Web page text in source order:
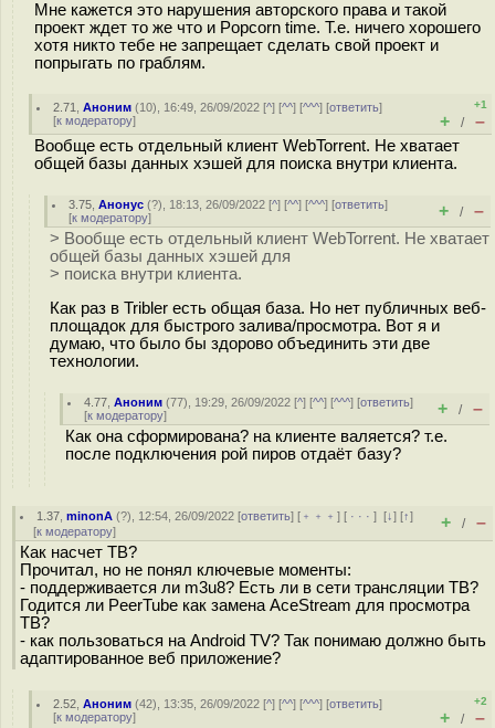
Мне кажется это нарушения авторского права и такой
проект ждет то же что и Popcorn time. Т.е. ничего хорошего
хотя никто тебе не запрещает сделать свой проект и
попрыгать по граблям.
2.71 ,Аноним (10), 16:49, 26/09/2022 [^] [^^] [^^^] [ответить]
[к модератору]
+1
+ / –
Вообще есть отдельный клиент WebTorrent. Не хватает
общей базы данных хэшей для поиска внутри клиента.
3.75 ,Анонус (?), 18:13, 26/09/2022 [^] [^^] [^^^] [ответить]
[к модератору] + / –
> Вообще есть отдельный клиент WebTorrent. Не хватает
общей базы данных хэшей для
> поиска внутри клиента.
Как раз в Tribler есть общая база. Но нет публичных веб-
площадок для быстрого залива/просмотра. Вот я и
думаю, что было бы здорово объединить эти две
технологии.
4.77 ,Аноним (77), 19:29, 26/09/2022 [^] [^^] [^^^] [ответить]
[к модератору] + / –
Как она сформирована? на клиенте валяется? т.е.
после подключения рой пиров отдаёт базу?
1.37 ,minonA (?), 12:54, 26/09/2022 [ответить] [ ﹢﹢﹢] [ · · ·][↓] [↑]
[к модератору] + / –
Как насчет ТВ?
Прочитал, но не понял ключевые моменты:
- поддерживается ли m3u8? Есть ли в сети трансляции ТВ?
Годится ли PeerTube как замена AceStream для просмотра
ТВ?
- как пользоваться на Android TV? Так понимаю должно быть
адаптированное веб приложение?
2.52 ,Аноним (42), 13:35, 26/09/2022 [^] [^^] [^^^] [ответить]
[к модератору]
+2
+ / –